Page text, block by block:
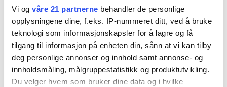
Vi og våre 21 partnerne behandler de personlige
opplysningene dine, f.eks. IP-nummeret ditt, ved å bruke
teknologi som informasjonskapsler for å lagre og få
tilgang til informasjon på enheten din, sånn at vi kan tilby
deg personlige annonser og innhold samt annonse- og
innholdsmåling, målgruppestatistikk og produktutvikling.
Du velger hvem som bruker dine data og i hvilke
kompetansen og bidra til et godt arbeidsmiljø, sier
han.
Det er umulig å spå hvilke konsekvenser de stadige
koronamutasjonene og smitteverntiltakene vil få for
luftfarten. De ansatte i leverandøren av bakketjenester
er avhengig av ruteprogrammet til flyselskapene.